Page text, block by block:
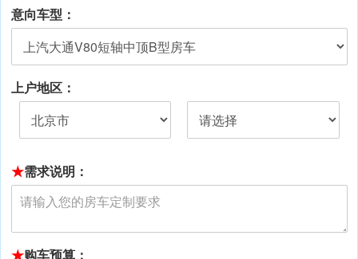
意向车型：
上户地区：
★需求说明：
★购车预算：